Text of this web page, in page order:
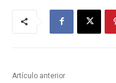
Artículo anterior